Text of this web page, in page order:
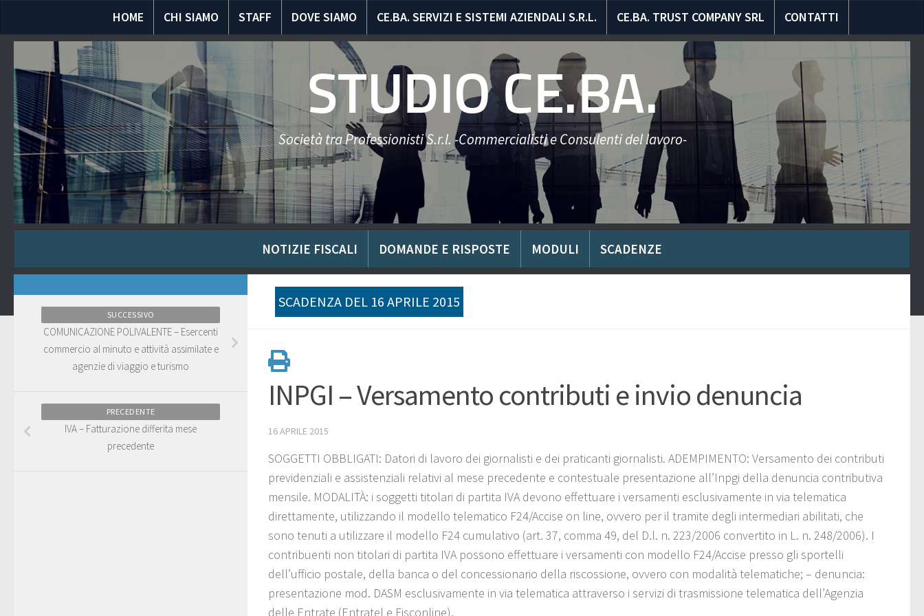
HOME CHI SIAMO STAFF DOVE SIAMO CE.BA. SERVIZI E SISTEMI AZIENDALI S.R.L. CE.BA. TRUST COMPANY SRL CONTATTI
STUDIO CE.BA.
Società tra Professionisti S.r.l. -Commercialisti e Consulenti del lavoro-
NOTIZIE FISCALI DOMANDE E RISPOSTE MODULI SCADENZE
SCADENZA DEL 16 APRILE 2015
INPGI – Versamento contributi e invio denuncia
16 APRILE 2015
SOGGETTI OBBLIGATI: Datori di lavoro dei giornalisti e dei praticanti giornalisti. ADEMPIMENTO: Versamento dei contributi
previdenziali e assistenziali relativi al mese precedente e contestuale presentazione all’Inpgi della denuncia contributiva
mensile. MODALITÀ: i soggetti titolari di partita IVA devono effettuare i versamenti esclusivamente in via telematica
direttamente, utilizzando il modello telematico F24/Accise on line, ovvero per il tramite degli intermediari abilitati, che
sono tenuti a utilizzare il modello F24 cumulativo (art. 37, comma 49, del D.l. n. 223/2006 convertito in L. n. 248/2006). I
contribuenti non titolari di partita IVA possono effettuare i versamenti con modello F24/Accise presso gli sportelli
dell’ufficio postale, della banca o del concessionario della riscossione, ovvero con modalità telematiche; – denuncia:
presentazione mod. DASM esclusivamente in via telematica attraverso i servizi di trasmissione telematica dell’Agenzia
delle Entrate (Entratel e Fisconline).
SUCCESSIVO
COMUNICAZIONE POLIVALENTE – Esercenti
commercio al minuto e attività assimilate e
agenzie di viaggio e turismo
PRECEDENTE
IVA – Fatturazione differita mese
precedente